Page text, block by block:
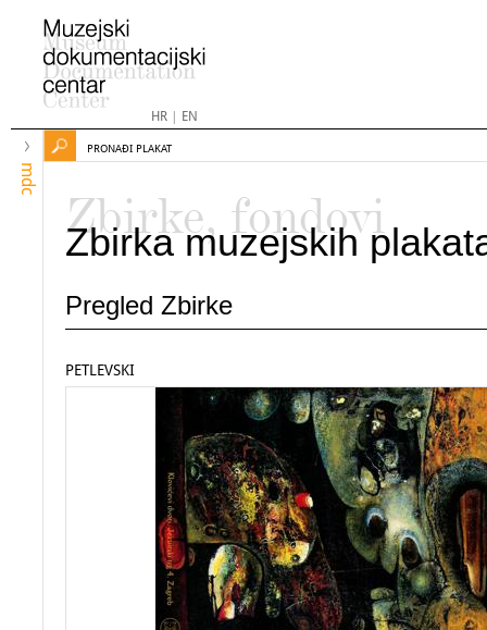
HR| EN
mdc
PRONAĐI PLAKAT
Zbirke, fondovi
Zbirka muzejskih
Pregled Zbirke
PETLEVSKI